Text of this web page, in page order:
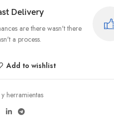
Delivery
are there wasn't there
a process.
Add to wishlist
herramientas